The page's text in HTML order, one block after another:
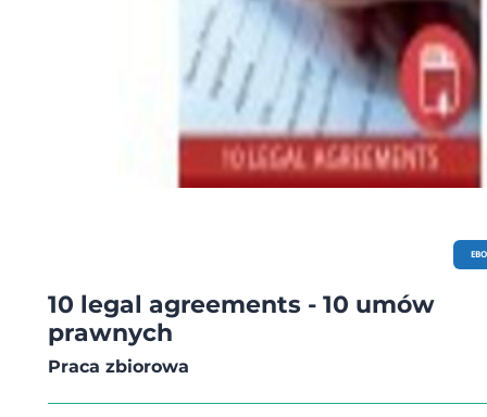
10 legal agreements - 10 umów
prawnych
Praca zbiorowa